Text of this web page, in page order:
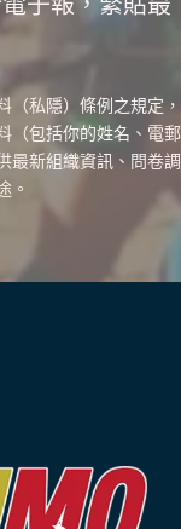
子報，緊貼最
（私隱）條例之規定，
（包括你的姓名、電郵
最新組織資訊、問卷調
。